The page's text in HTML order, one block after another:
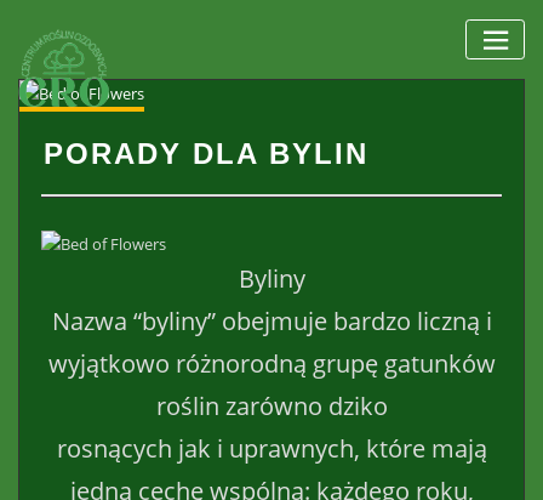
content
PORADY DLA BYLIN
Byliny
Nazwa “byliny” obejmuje bardzo liczną i
wyjątkowo różnorodną grupę gatunków
roślin zarówno dziko
rosnących jak i uprawnych, które mają
jedną cechę wspólną: każdego roku,